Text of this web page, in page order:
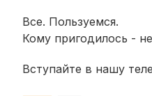
Все. Пользуемся.
Кому пригодилось -
Вступайте в нашу